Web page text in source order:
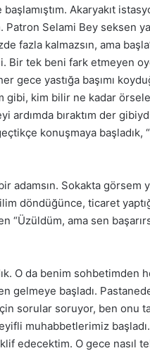
Akaryakıt
Selami Bey seksen
fazla kalmazsın, ama
tek beni fark etmeyen
gece yastığa başımı
gibi, kim bilir ne kadar
bıraktım der
konuşmaya başladık,
adamsın. Sokakta görsem
döndüğünce, ticaret
“Üzüldüm, ama sen
O da benim sohbetimden
gelmeye başladı.
sorular soruyor, ben onu
muhabbetlerimiz
edecektim. O gece nasıl